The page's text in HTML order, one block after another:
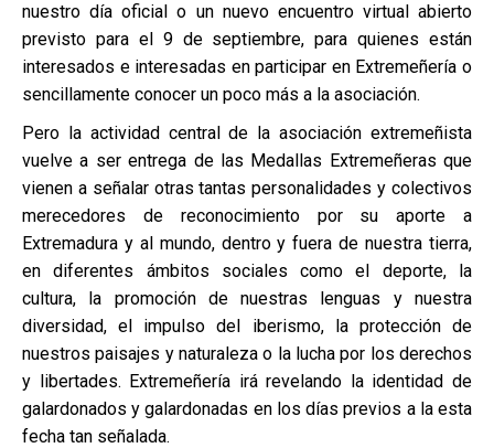
nuestro día oficial o un nuevo encuentro virtual abierto
previsto para el 9 de septiembre, para quienes están
interesados e interesadas en participar en Extremeñería o
sencillamente conocer un poco más a la asociación.
Pero la actividad central de la asociación extremeñista
vuelve a ser entrega de las Medallas Extremeñeras que
vienen a señalar otras tantas personalidades y colectivos
merecedores de reconocimiento por su aporte a
Extremadura y al mundo, dentro y fuera de nuestra tierra,
en diferentes ámbitos sociales como el deporte, la
cultura, la promoción de nuestras lenguas y nuestra
diversidad, el impulso del iberismo, la protección de
nuestros paisajes y naturaleza o la lucha por los derechos
y libertades. Extremeñería irá revelando la identidad de
galardonados y galardonadas en los días previos a la esta
fecha tan señalada.